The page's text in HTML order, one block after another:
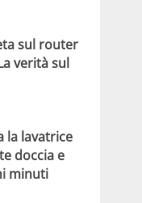
sul router
verità sul
la lavatrice
doccia e
minuti